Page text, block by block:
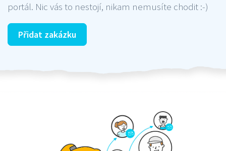
portál. Nic vás to nestojí, nikam nemusíte chodit :-)
Přidat zakázku